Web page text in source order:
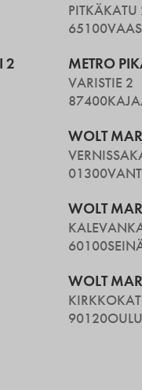
65100
2 METRO
VARISTIE 2
87400
WOLT
01300
WOLT
60100
WOLT
90120OULU